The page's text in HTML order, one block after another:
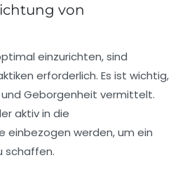
von
einzurichten, sind
erforderlich. Es ist wichtig,
und Geborgenheit vermittelt.
aktiv in die
einbezogen werden, um ein
schaffen.